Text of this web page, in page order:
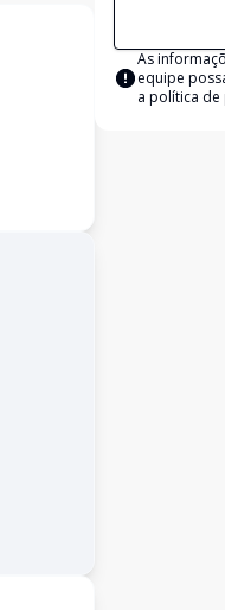
As
equipe
a política de